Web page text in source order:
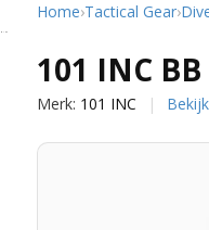
Home›Tactical Gear›
101 INC
Merk: 101 INC